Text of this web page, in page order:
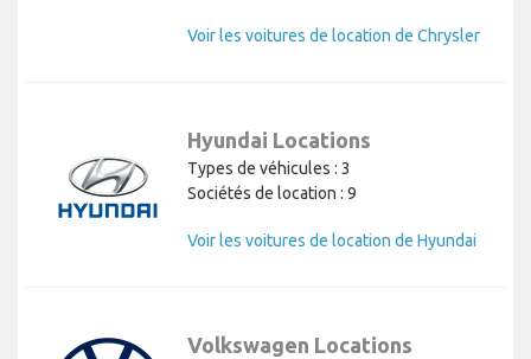
Voir les voitures de location de Chrysler
Hyundai Locations
Types de véhicules : 3
Sociétés de location : 9
Voir les voitures de location de Hyundai
Volkswagen Locations